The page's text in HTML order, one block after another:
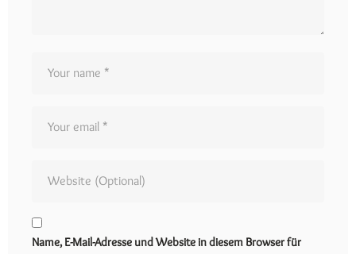
Name, E-Mail-Adresse und Website in diesem Browser für